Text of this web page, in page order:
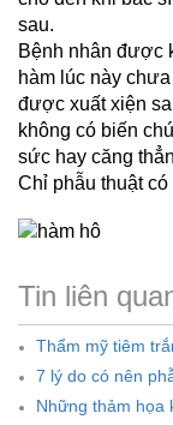
sau.
Bệnh nhân được
hàm lúc này
được xuất xiện
không có biến
sức hay căng
Chỉ phẫu thuật
Tin liên
Thẩm mỹ tiêm
7 lý do có nên
Những thảm họa